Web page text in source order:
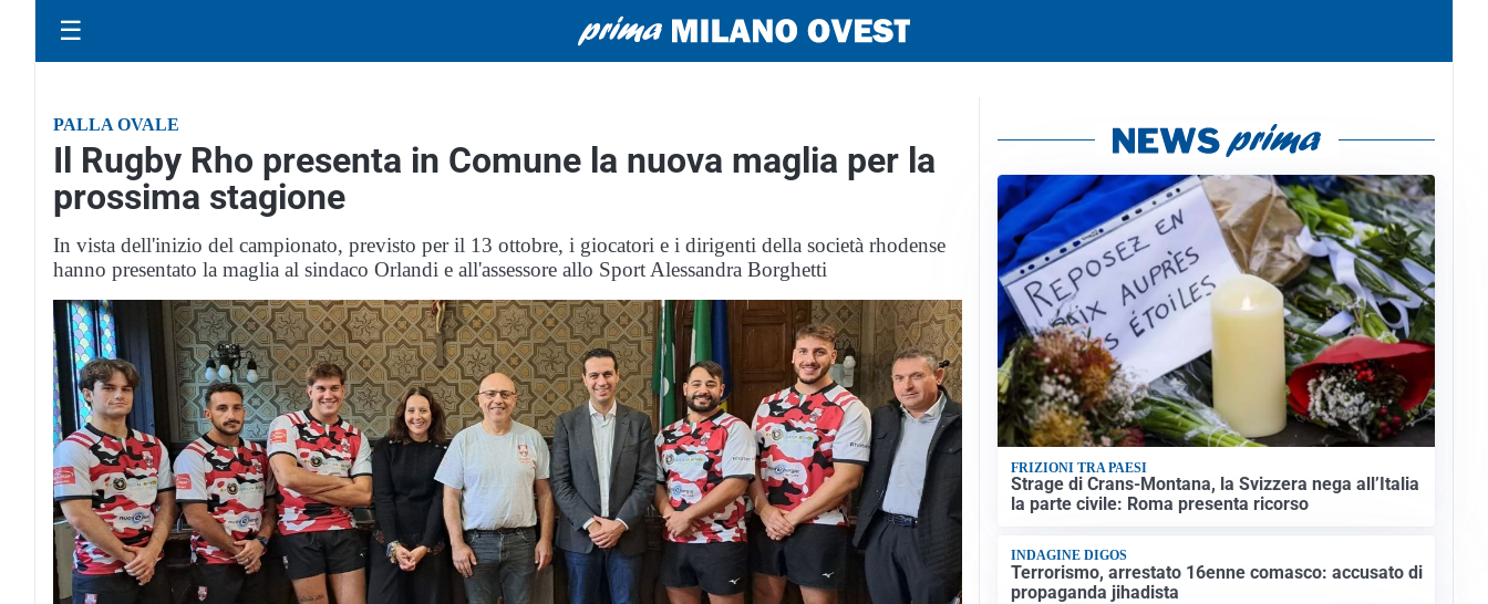
☰
PALLA OVALE
Il Rugby Rho presenta in Comune la nuova maglia per la
prossima stagione
In vista dell'inizio del campionato, previsto per il 13 ottobre, i giocatori e i dirigenti della società rhodense
hanno presentato la maglia al sindaco Orlandi e all'assessore allo Sport Alessandra Borghetti
FRIZIONI TRA PAESI
Strage di Crans-Montana, la Svizzera nega all’Italia
la parte civile: Roma presenta ricorso
INDAGINE DIGOS
Terrorismo, arrestato 16enne comasco: accusato di
propaganda jihadista